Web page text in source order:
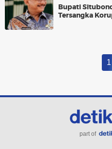
Bupati
Tersangka
1
part of